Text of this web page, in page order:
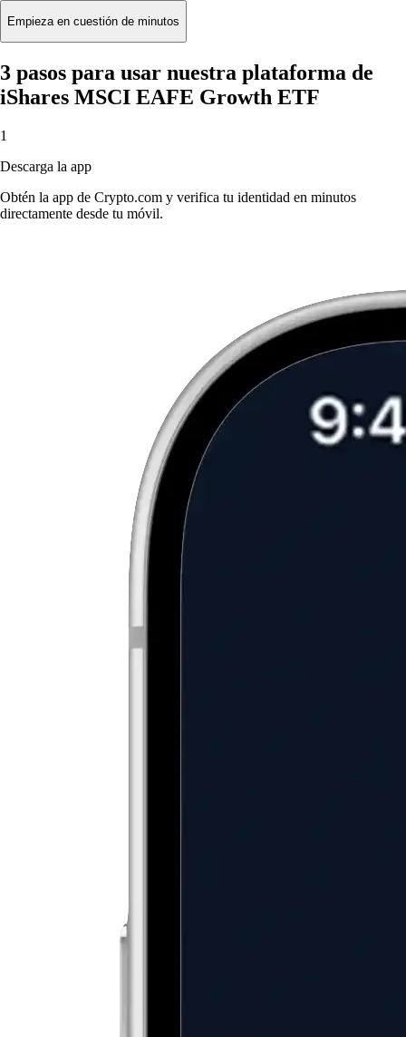
Empieza en cuestión de minutos
3 pasos para usar nuestra plataforma de
iShares MSCI EAFE Growth ETF
1
Descarga la app
Obtén la app de Crypto.com y verifica tu identidad en minutos
directamente desde tu móvil.